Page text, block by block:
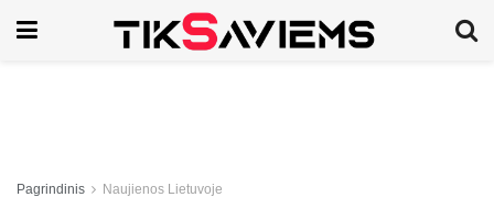
Pagrindinis Naujienos Lietuvoje